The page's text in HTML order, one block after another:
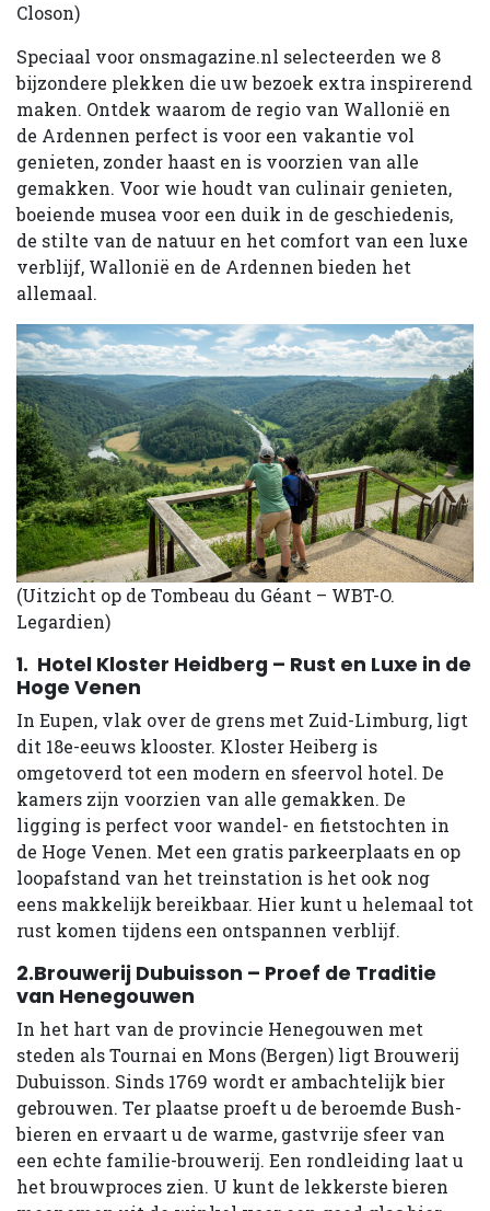
Closon)
Speciaal voor onsmagazine.nl selecteerden we 8
bijzondere plekken die uw bezoek extra inspirerend
maken. Ontdek waarom de regio van Wallonië en
de Ardennen perfect is voor een vakantie vol
genieten, zonder haast en is voorzien van alle
gemakken. Voor wie houdt van culinair genieten,
boeiende musea voor een duik in de geschiedenis,
de stilte van de natuur en het comfort van een luxe
verblijf, Wallonië en de Ardennen bieden het
allemaal.
(Uitzicht op de Tombeau du Géant – WBT-O.
Legardien)
1. Hotel Kloster Heidberg – Rust en Luxe in de
Hoge Venen
In Eupen, vlak over de grens met Zuid-Limburg, ligt
dit 18e-eeuws klooster. Kloster Heiberg is
omgetoverd tot een modern en sfeervol hotel. De
kamers zijn voorzien van alle gemakken. De
ligging is perfect voor wandel- en fietstochten in
de Hoge Venen. Met een gratis parkeerplaats en op
loopafstand van het treinstation is het ook nog
eens makkelijk bereikbaar. Hier kunt u helemaal tot
rust komen tijdens een ontspannen verblijf.
2.Brouwerij Dubuisson – Proef de Traditie
van Henegouwen
In het hart van de provincie Henegouwen met
steden als Tournai en Mons (Bergen) ligt Brouwerij
Dubuisson. Sinds 1769 wordt er ambachtelijk bier
gebrouwen. Ter plaatse proeft u de beroemde Bush-
bieren en ervaart u de warme, gastvrije sfeer van
een echte familie-brouwerij. Een rondleiding laat u
het brouwproces zien. U kunt de lekkerste bieren